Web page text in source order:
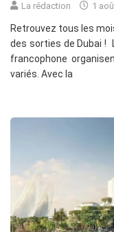
La rédaction 1
Retrouvez tous les
des sorties de Dubai !
francophone
variés. Avec la